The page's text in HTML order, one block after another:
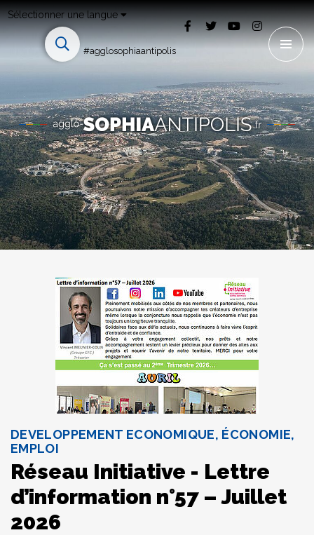
Sélectionner une langue
#agglosophiaantipolis
DEVELOPPEMENT ECONOMIQUE, ÉCONOMIE,
EMPLOI
Réseau Initiative - Lettre
d’information n°57 – Juillet
2026